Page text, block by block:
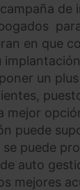
de
en que
un
mejor
puede
puede
auto
mejores